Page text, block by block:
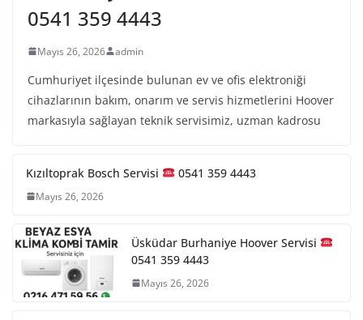
0541 359 4443
Mayıs 26, 2026 admin
Cumhuriyet ilçesinde bulunan ev ve ofis elektroniği
cihazlarının bakım, onarım ve servis hizmetlerini Hoover
markasıyla sağlayan teknik servisimiz, uzman kadrosu
Kızıltoprak Bosch Servisi 0541 359 4443
Mayıs 26, 2026
Üsküdar Burhaniye Hoover Servisi
0541 359 4443
Mayıs 26, 2026